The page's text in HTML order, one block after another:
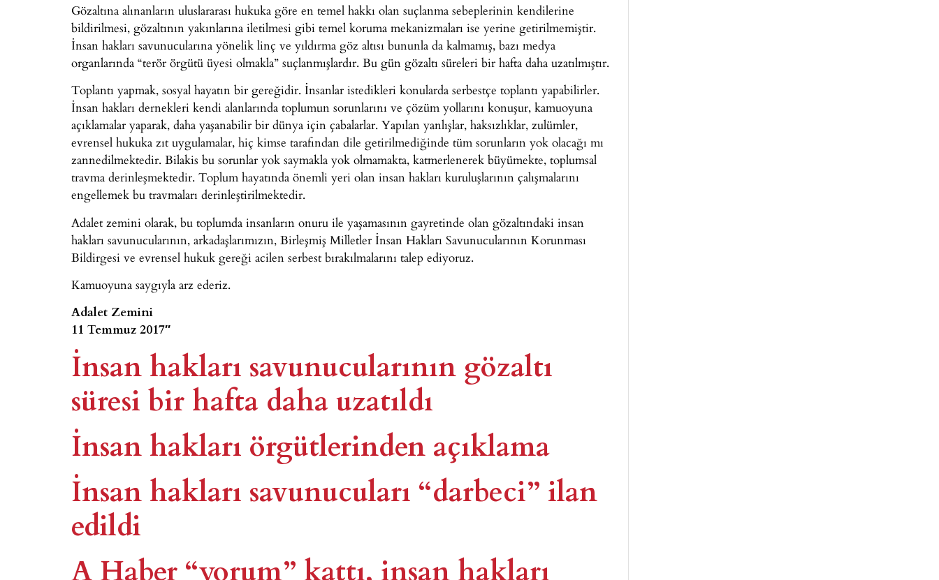
Gözaltına alınanların uluslararası hukuka göre en temel hakkı olan suçlanma sebeplerinin kendilerine
bildirilmesi, gözaltının yakınlarına iletilmesi gibi temel koruma mekanizmaları ise yerine getirilmemiştir.
İnsan hakları savunucularına yönelik linç ve yıldırma göz altısı bununla da kalmamış, bazı medya
organlarında “terör örgütü üyesi olmakla” suçlanmışlardır. Bu gün gözaltı süreleri bir hafta daha uzatılmıştır.
Toplantı yapmak, sosyal hayatın bir gereğidir. İnsanlar istedikleri konularda serbestçe toplantı yapabilirler.
İnsan hakları dernekleri kendi alanlarında toplumun sorunlarını ve çözüm yollarını konuşur, kamuoyuna
açıklamalar yaparak, daha yaşanabilir bir dünya için çabalarlar. Yapılan yanlışlar, haksızlıklar, zulümler,
evrensel hukuka zıt uygulamalar, hiç kimse tarafından dile getirilmediğinde tüm sorunların yok olacağı mı
zannedilmektedir. Bilakis bu sorunlar yok saymakla yok olmamakta, katmerlenerek büyümekte, toplumsal
travma derinleşmektedir. Toplum hayatında önemli yeri olan insan hakları kuruluşlarının çalışmalarını
engellemek bu travmaları derinleştirilmektedir.
Adalet zemini olarak, bu toplumda insanların onuru ile yaşamasının gayretinde olan gözaltındaki insan
hakları savunucularının, arkadaşlarımızın, Birleşmiş Milletler İnsan Hakları Savunucularının Korunması
Bildirgesi ve evrensel hukuk gereği acilen serbest bırakılmalarını talep ediyoruz.
Kamuoyuna saygıyla arz ederiz.
Adalet Zemini
11 Temmuz 2017″
İnsan hakları savunucularının gözaltı
süresi bir hafta daha uzatıldı
İnsan hakları örgütlerinden açıklama
İnsan hakları savunucuları “darbeci” ilan
edildi
A Haber “yorum” kattı, insan hakları